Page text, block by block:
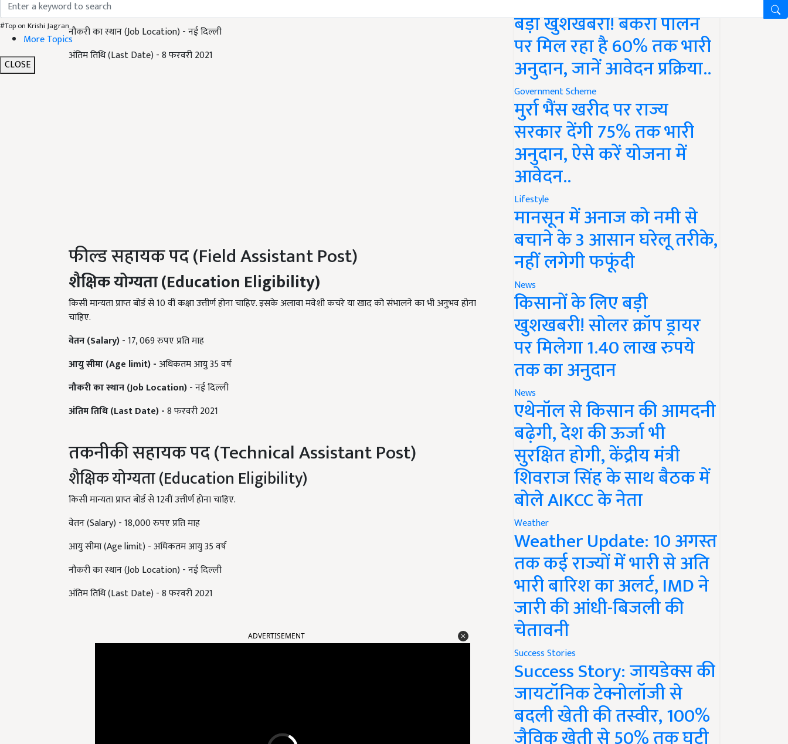
#Top on Krishi Jagran
More Topics
CLOSE
आयु सीमा (Age limit) - अधिकतम आयु 35 वर्ष
नौकरी का स्थान (Job Location) - नई दिल्ली
अंतिम तिथि (Last Date) - 8 फरवरी 2021
फील्ड सहायक पद (Field Assistant Post)
शैक्षिक योग्यता (Education Eligibility)
किसी मान्यता प्राप्त बोर्ड से 10 वीं कक्षा उत्तीर्ण होना चाहिए. इसके अलावा मवेशी कचरे या खाद को संभालने का भी अनुभव होना
चाहिए.
वेतन (Salary) -17, 069 रुपए प्रति माह
आयु सीमा (Age limit) -अधिकतम आयु 35 वर्ष
नौकरी का स्थान (Job Location) -नई दिल्ली
अंतिम तिथि (Last Date) -8 फरवरी 2021
तकनीकी सहायक पद (Technical Assistant Post)
शैक्षिक योग्यता (Education Eligibility)
किसी मान्यता प्राप्त बोर्ड से 12वीं उत्तीर्ण होना चाहिए.
वेतन (Salary) - 18,000 रुपए प्रति माह
आयु सीमा (Age limit) - अधिकतम आयु 35 वर्ष
नौकरी का स्थान (Job Location) - नई दिल्ली
अंतिम तिथि (Last Date) - 8 फरवरी 2021
ADVERTISEMENT
बड़ी खुशखबरी! बकरी पालन
पर मिल रहा है 60% तक भारी
अनुदान, जानें आवेदन प्रक्रिया..
Government Scheme
मुर्रा भैंस खरीद पर राज्य
सरकार देंगी 75% तक भारी
अनुदान, ऐसे करें योजना में
आवेदन..
Lifestyle
मानसून में अनाज को नमी से
बचाने के 3 आसान घरेलू तरीके,
नहीं लगेगी फफूंदी
News
किसानों के लिए बड़ी
खुशखबरी! सोलर क्रॉप ड्रायर
पर मिलेगा 1.40 लाख रुपये
तक का अनुदान
News
एथेनॉल से किसान की आमदनी
बढ़ेगी, देश की ऊर्जा भी
सुरक्षित होगी, केंद्रीय मंत्री
शिवराज सिंह के साथ बैठक में
बोले AIKCC के नेता
Weather
Weather Update: 10 अगस्त
तक कई राज्यों में भारी से अति
भारी बारिश का अलर्ट, IMD ने
जारी की आंधी-बिजली की
चेतावनी
Success Stories
Success Story: जायडेक्स की
जायटॉनिक टेक्नोलॉजी से
बदली खेती की तस्वीर, 100%